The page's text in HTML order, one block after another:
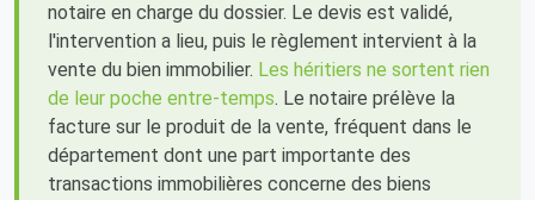
notaire en charge du dossier. Le devis est validé,
l'intervention a lieu, puis le règlement intervient à la
vente du bien immobilier. Les héritiers ne sortent rien
de leur poche entre-temps. Le notaire prélève la
facture sur le produit de la vente, fréquent dans le
département dont une part importante des
transactions immobilières concerne des biens